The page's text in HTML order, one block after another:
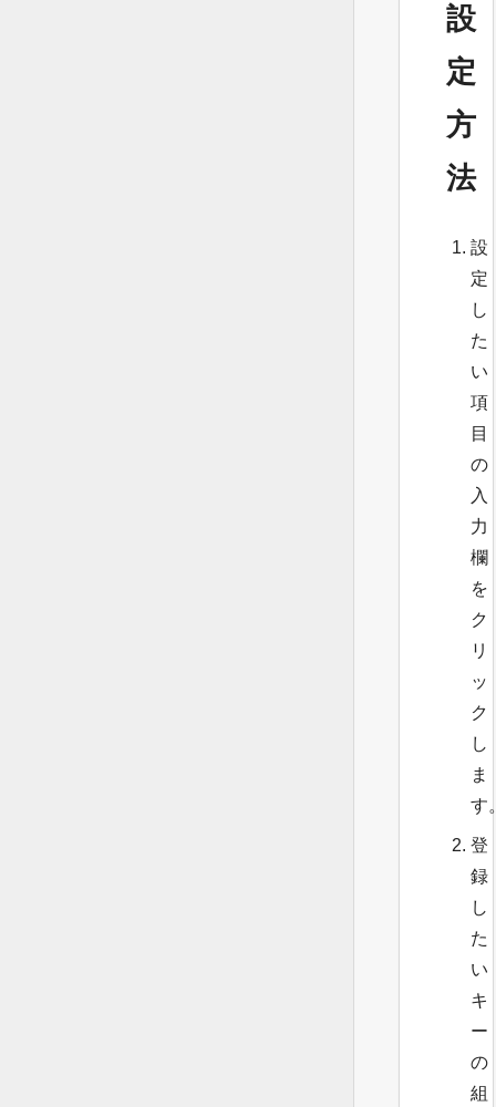
設
定
方
法
設
定
し
た
い
項
目
の
入
力
欄
を
ク
リ
ッ
ク
し
ま
す
登
録
し
た
い
キ
ー
の
組